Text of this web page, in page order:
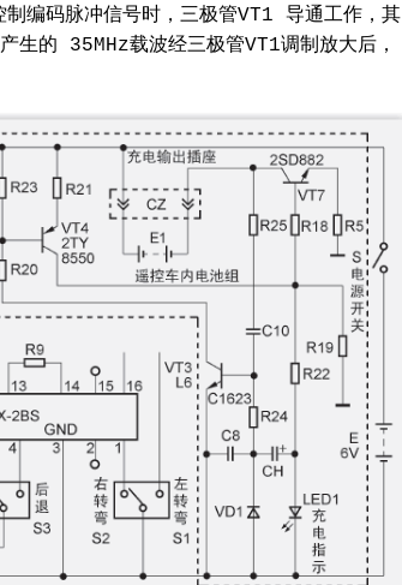
编码脉冲信号时，三极管VT1 导通工作，其
生的 35MHz载波经三极管VT1调制放大后，